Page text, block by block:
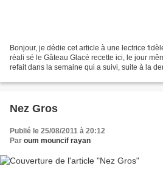
Bonjour, je dédie cet article à une lectrice
réali sé le Gâteau Glacé recette ici, le jour
refait dans la semaine qui a suivi, suite à la
Nez Gros
Publié le 25/08/2011 à 20:12
Par oum mouncif rayan